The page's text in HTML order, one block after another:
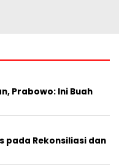
Prabowo: Ini Buah
pada Rekonsiliasi dan